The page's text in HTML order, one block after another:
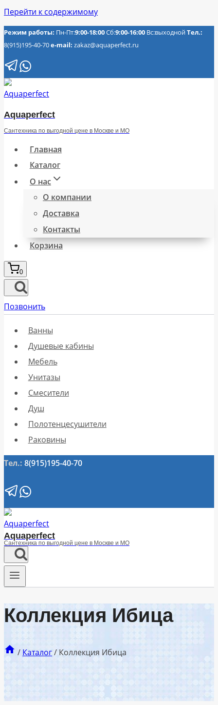
Перейти к содержимому
Режим работы: Пн-Пт:9:00-18:00Сб:9:00-16:00 Вс:выходнойТел.:
8(915)195-40-70e-mail: zakaz@aquaperfect.ru
Aquaperfect
Сантехника по выгодной цене в Москве и МО
Главная
Каталог
О нас
О компании
Доставка
Контакты
Корзина
0
Позвонить
Ванны
Душевые кабины
Мебель
Унитазы
Смесители
Душ
Полотенцесушители
Раковины
Тел.: 8(915)195-40-70
Aquaperfect
Сантехника по выгодной цене в Москве и МО
Коллекция Ибица
/ Каталог/ Коллекция Ибица